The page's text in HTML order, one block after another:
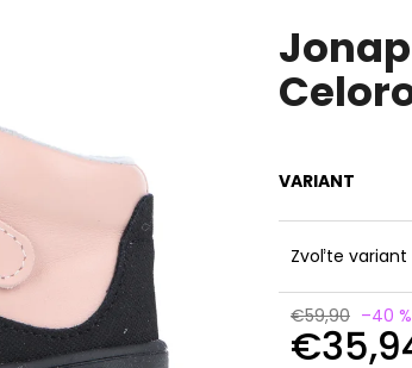
VARIANT
Zvoľte variant
€59,90 –40 %
HĽADAŤ
Odporúčame